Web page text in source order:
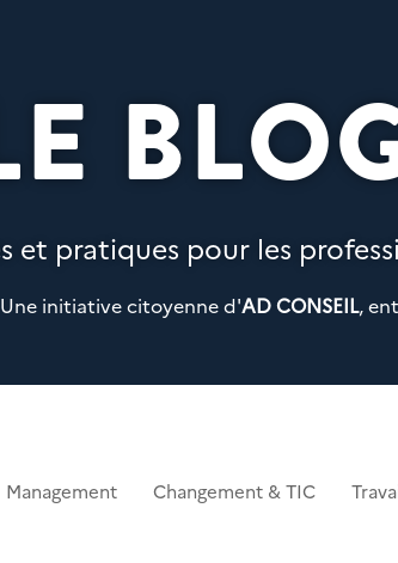
et pratiques pour les
Une initiative citoyenne d'AD CONSEIL,
Management Changement & TIC